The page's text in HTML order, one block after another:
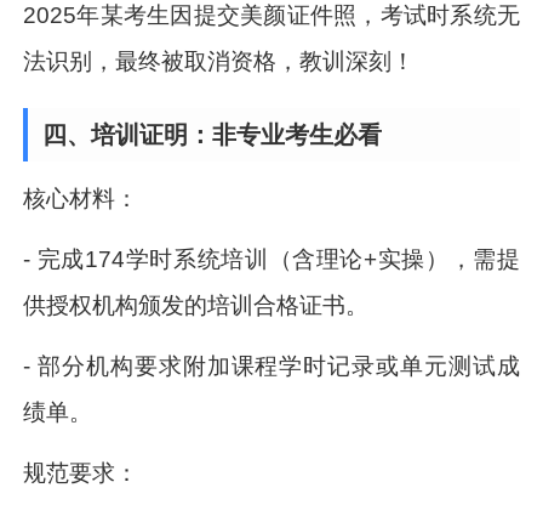
2025年某考生因提交美颜证件照，考试时系统无
法识别，最终被取消资格，教训深刻！
四、培训证明：非专业考生必看
核心材料：
- 完成174学时系统培训（含理论+实操），需提
供授权机构颁发的培训合格证书。
- 部分机构要求附加课程学时记录或单元测试成
绩单。
规范要求：